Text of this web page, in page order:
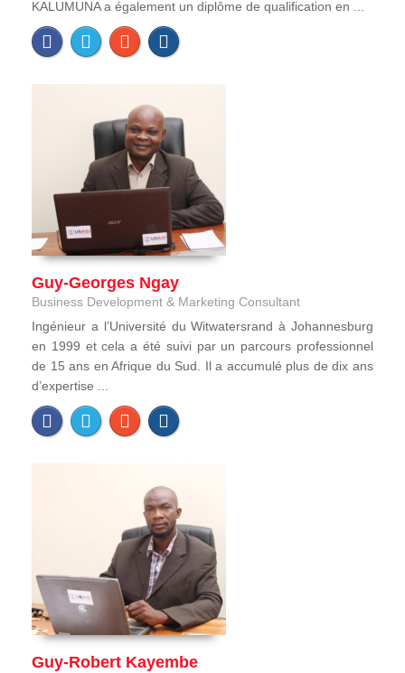
KALUMUNA a également un diplôme de qualification en ...
Guy-Georges Ngay
Business Development & Marketing Consultant
Ingénieur a l’Université du Witwatersrand à Johannesburg
en 1999 et cela a été suivi par un parcours professionnel
de 15 ans en Afrique du Sud. Il a accumulé plus de dix ans
d’expertise ...
Guy-Robert Kayembe